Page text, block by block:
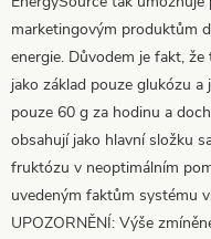
marketingovým produktům
energie. Důvodem je fakt,
jako základ pouze glukózu
pouze 60 g za hodinu a
obsahují jako hlavní složku
fruktózu v neoptimálním
uvedeným faktům systému
UPOZORNĚNÍ: Výše